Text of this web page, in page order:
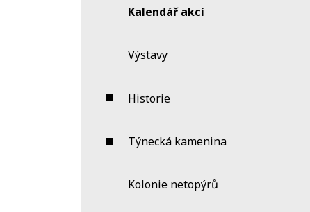
Kalendář akcí
Výstavy
Historie
Týnecká kamenina
Kolonie netopýrů